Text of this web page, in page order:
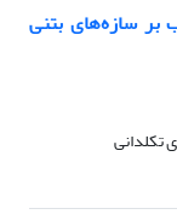
سازه‌های بتنی
تکلدانی